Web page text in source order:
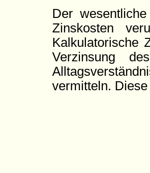
Der
Zinskosten
Kalkulatorische
Verzinsung
vermitteln.